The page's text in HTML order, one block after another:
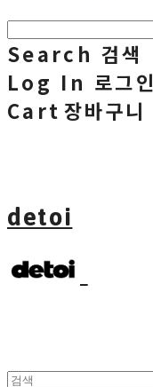
Search 검색
Log In 로그인
Cart 장바구니
detoi